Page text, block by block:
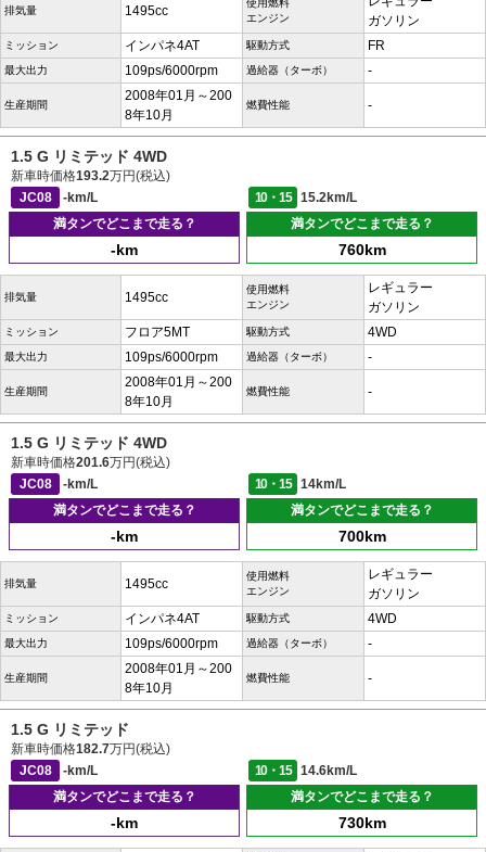
排気量 1495cc
使用燃料
エンジン
ガソリン
ミッション インパネ4AT 駆動方式 FR
最大出力 109ps/6000rpm 過給器（ターボ） -
生産期間
2008年01月～200
8年10月
燃費性能 -
1.5 G リミテッド 4WD
新車時価格193.2万円(税込)
JC08
-km/L 10・15
15.2km/L
満タンでどこまで走る？
-km
満タンでどこまで走る？
760km
排気量 1495cc
使用燃料
エンジン
レギュラー
ガソリン
ミッション フロア5MT 駆動方式 4WD
最大出力 109ps/6000rpm 過給器（ターボ） -
生産期間
2008年01月～200
8年10月
燃費性能 -
1.5 G リミテッド 4WD
新車時価格201.6万円(税込)
JC08
-km/L 10・15
14km/L
満タンでどこまで走る？
-km
満タンでどこまで走る？
700km
排気量 1495cc
使用燃料
エンジン
レギュラー
ガソリン
ミッション インパネ4AT 駆動方式 4WD
最大出力 109ps/6000rpm 過給器（ターボ） -
生産期間
2008年01月～200
8年10月
燃費性能 -
1.5 G リミテッド
新車時価格182.7万円(税込)
JC08
-km/L 10・15
14.6km/L
満タンでどこまで走る？
-km
満タンでどこまで走る？
730km